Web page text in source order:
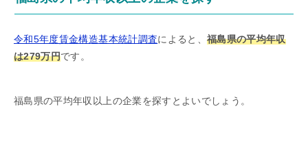
令和5年度賃金構造基本統計調査によると、福島県の平均年収
は279万円です。
福島県の平均年収以上の企業を探すとよいでしょう。